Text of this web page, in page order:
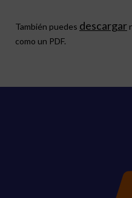
También puedes descargar
como un PDF.